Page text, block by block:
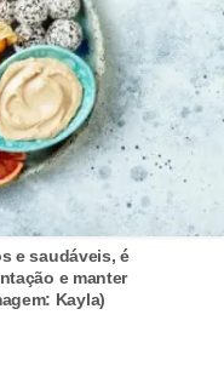
e saudáveis, é
e manter
Kayla)